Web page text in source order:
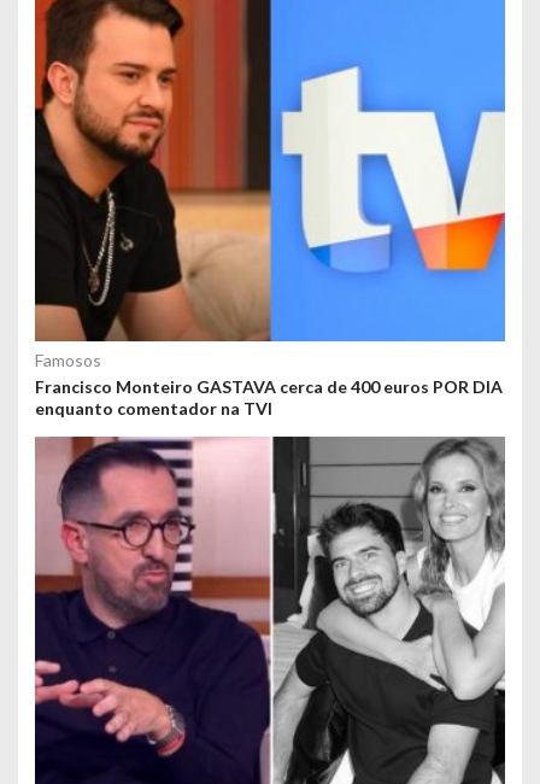
Famosos
Francisco Monteiro GASTAVA cerca de 400 euros POR DIA
enquanto comentador na TVI